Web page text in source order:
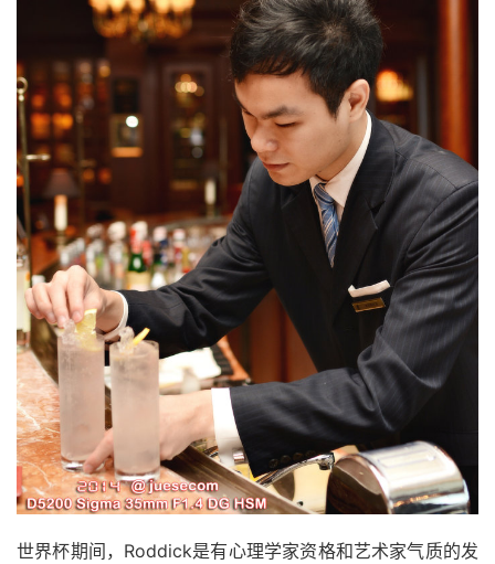
世界杯期间，Roddick是有心理学家资格和艺术家气质的发